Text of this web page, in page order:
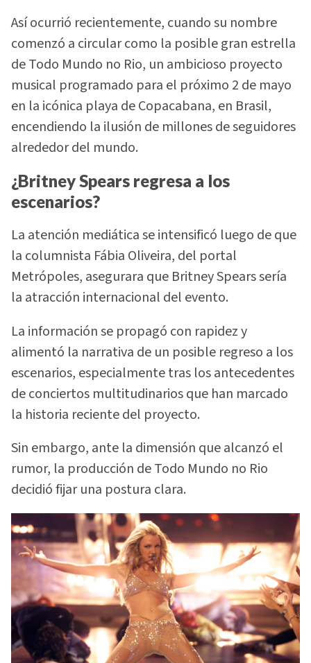
Así ocurrió recientemente, cuando su nombre
comenzó a circular como la posible gran estrella
de Todo Mundo no Rio, un ambicioso proyecto
musical programado para el próximo 2 de mayo
en la icónica playa de Copacabana, en Brasil,
encendiendo la ilusión de millones de seguidores
alrededor del mundo.
¿Britney Spears regresa a los
escenarios?
La atención mediática se intensificó luego de que
la columnista Fábia Oliveira, del portal
Metrópoles, asegurara que Britney Spears sería
la atracción internacional del evento.
La información se propagó con rapidez y
alimentó la narrativa de un posible regreso a los
escenarios, especialmente tras los antecedentes
de conciertos multitudinarios que han marcado
la historia reciente del proyecto.
Sin embargo, ante la dimensión que alcanzó el
rumor, la producción de Todo Mundo no Rio
decidió fijar una postura clara.